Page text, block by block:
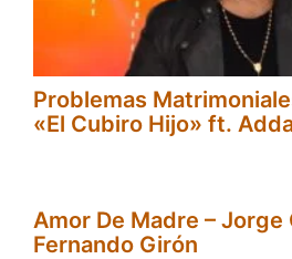
Problemas
«El Cubiro Hijo» ft.
Amor De Madre – Jorge
Fernando Girón